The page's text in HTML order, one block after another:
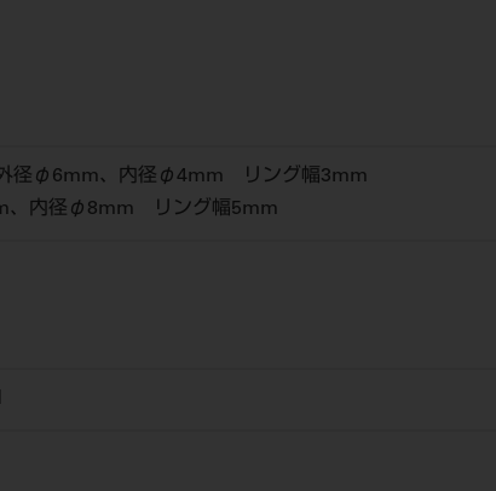
外径φ6mm、内径φ4mm リング幅3mm
、内径φ8mm リング幅5mm